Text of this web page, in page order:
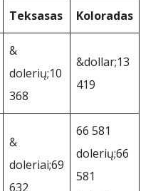
Teksasas Koloradas
&
dolerių;10
368
&dollar;13
419
&
doleriai;69
632
66 581
dolerių;66
581